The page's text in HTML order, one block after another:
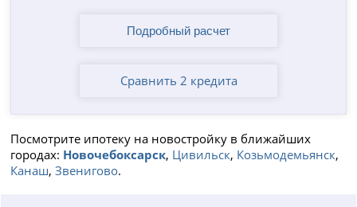
Сравнить 2 кредита
Посмотрите ипотеку на новостройку в ближайших
городах: Новочебоксарск, Цивильск, Козьмодемьянск,
Канаш,Звенигово.